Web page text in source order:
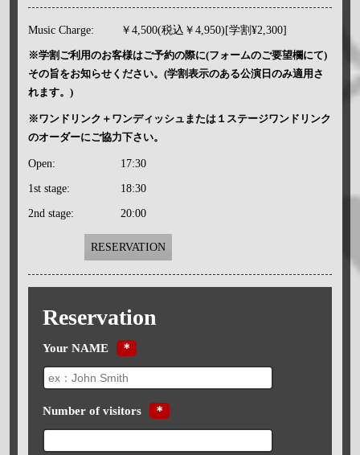
Music Charge: ￥4,500(税込￥4,950)[学割¥2,300]
※学割ご利用のお客様はご予約の際に(フォームのご要望欄にて)
その旨をお知らせください。(学割表示のある公演日のみ適用さ
れます。)
※ワンドリンク＋ワンディッシュまたは１ステージワンドリンク
のオーダーにご協力下さい。
Open: 17:30
1st stage: 18:30
2nd stage: 20:00
RESERVATION
Reservation
Your NAME ＊
Number of visitors ＊